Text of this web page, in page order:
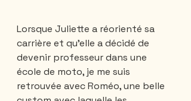
Lorsque Juliette a réorienté sa
carrière et qu'elle a décidé de
devenir professeur dans une
école de moto, je me suis
retrouvée avec Roméo, une belle